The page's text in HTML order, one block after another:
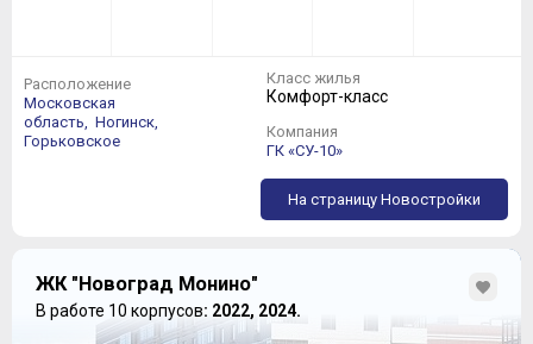
Расположение
Московская
область,
Ногинск,
Горьковское
Класс жилья
Комфорт-класс
Компания
ГК «СУ-10»
На страницу Новостройки
ЖК "Новоград Монино"
В работе 10 корпусов: 2022, 2024.